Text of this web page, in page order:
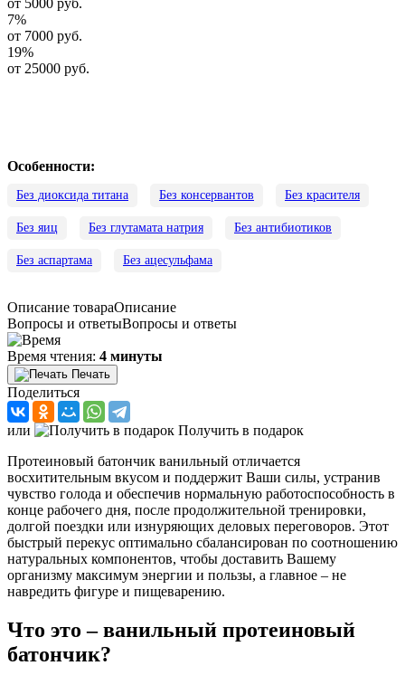
7%
от 7000 руб.
19%
от 25000 руб.
Особенности:
Без диоксида титана Без консервантов Без красителя
Без яиц Без глутамата натрия Без антибиотиков
Без аспартама Без ацесульфама
Описание товараОписание
Вопросы и ответыВопросы и ответы
Время чтения: 4 минуты
Печать
Поделиться
или
Получить в подарок
Протеиновый батончик ванильный отличается
восхитительным вкусом и поддержит Ваши силы, устранив
чувство голода и обеспечив нормальную работоспособность в
конце рабочего дня, после продолжительной тренировки,
долгой поездки или изнуряющих деловых переговоров. Этот
быстрый перекус оптимально сбалансирован по соотношению
натуральных компонентов, чтобы доставить Вашему
организму максимум энергии и пользы, а главное – не
навредить фигуре и пищеварению.
Что это – ванильный протеиновый
батончик?